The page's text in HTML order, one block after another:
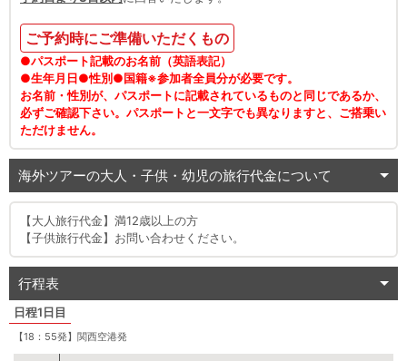
ご予約時にご準備いただくもの
●パスポート記載のお名前（英語表記）
●生年月日●性別●国籍※参加者全員分が必要です。
お名前・性別が、パスポートに記載されているものと同じであるか、
必ずご確認下さい。パスポートと一文字でも異なりますと、ご搭乗い
ただけません。
海外ツアーの大人・子供・幼児の旅行代金について
【大人旅行代金】満12歳以上の方
【子供旅行代金】お問い合わせください。
行程表
1日目
【18：55発】関西空港発